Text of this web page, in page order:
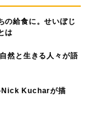
の給食に。せいぼじ
は
然と生きる人々が語
Kucharが描